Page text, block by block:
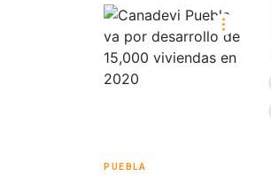
PUEBLA